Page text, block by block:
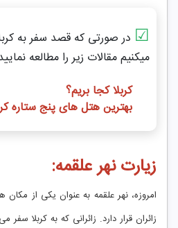
☑ در صورتی که قصد سفر به
میکنیم مقالات زیر را مطالعه
کربلا کجا بریم؟
بهترین هتل های پنج ستاره
زیارت نهر علقمه:
امروزه، نهر علقمه به عنوان یکی از
زائران قرار دارد. زائرانی که به کربلا سفر